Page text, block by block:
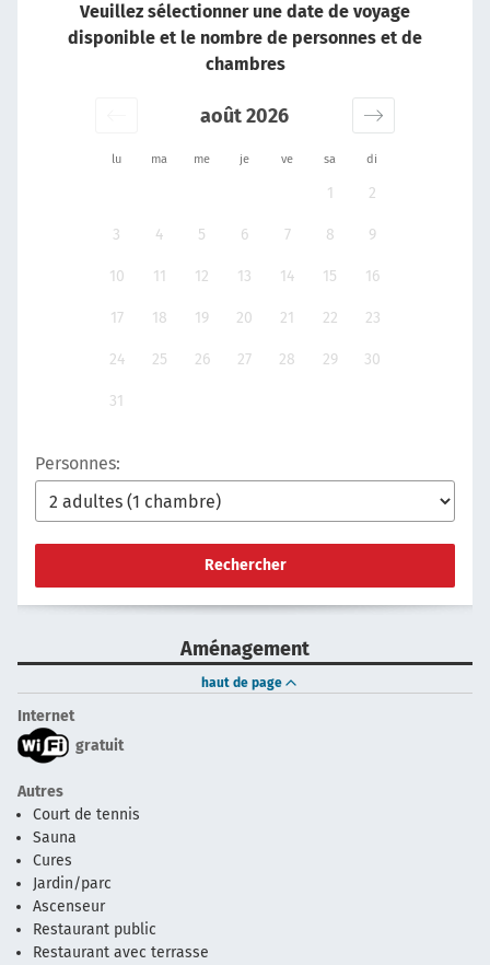
Veuillez sélectionner une date de voyage
disponible et le nombre de personnes et de
chambres
lu ma me je ve sa di
août 2026
1 2
3 4 5 6 7 8 9
10 11 12 13 14 15 16
17 18 19 20 21 22 23
24 25 26 27 28 29 30
31
Personnes:
Rechercher
Aménagement
haut de page
Internet
gratuit
Autres
Court de tennis
Sauna
Cures
Jardin/parc
Ascenseur
Restaurant public
Restaurant avec terrasse